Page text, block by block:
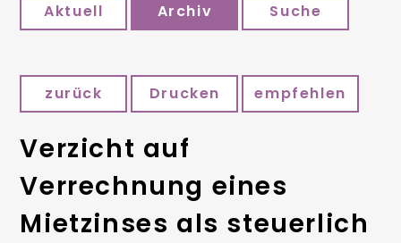
Aktuell Archiv Suche
zurück Drucken empfehlen
Verzicht auf
Verrechnung eines
Mietzinses als steuerlich